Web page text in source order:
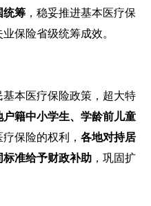
统筹 ，稳妥推进基本医疗保
保险省级统筹成效。
本医疗保险政策，超大特
户籍中小学生、学龄前儿童
保险的权利， 各地对持居
准给予财政补助 ，巩固扩